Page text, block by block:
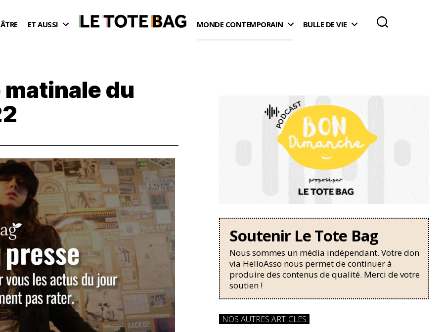
ET AUSSI MONDE CONTEMPORAIN BULLE DE VIE
matinale du
Soutenir Le Tote Bag
Nous sommes un média indépendant. Votre don
via HelloAsso nous permet de continuer à
produire des contenus de qualité. Merci de votre
soutien !
NOS AUTRES ARTICLES